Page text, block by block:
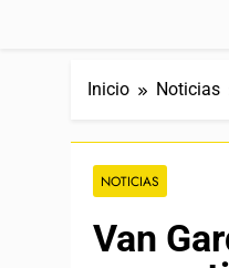
Inicio Noticias
NOTICIAS
Van